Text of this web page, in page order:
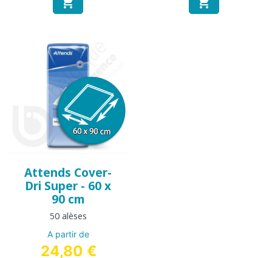
Attends Cover-
Dri Super - 60 x
90 cm
50 alèses
A partir de
24,80 €